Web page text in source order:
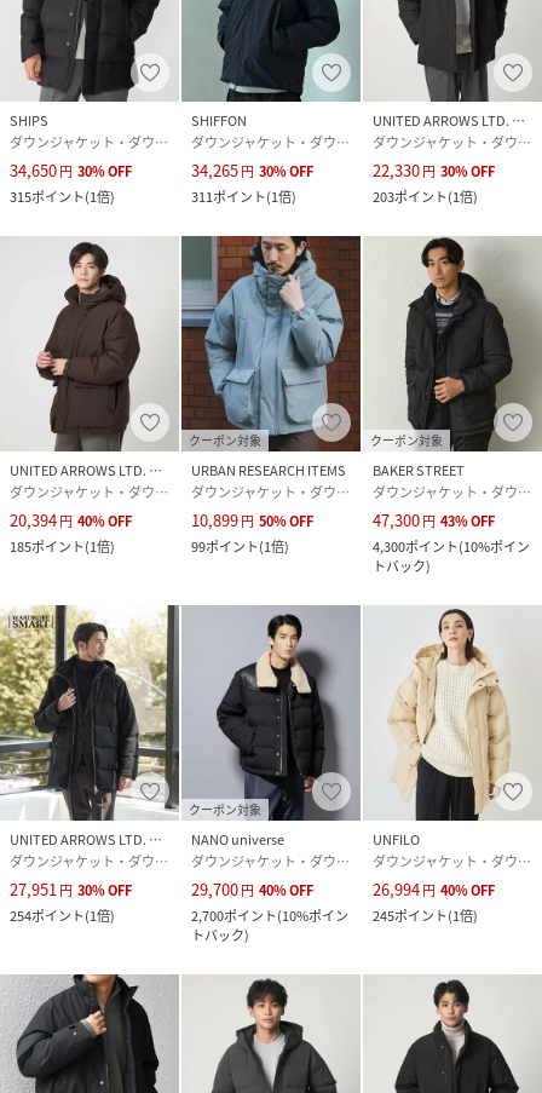
SHIPS
ダウンジャケット・ダウンベスト
34,650円 30%OFF
315ポイント(1倍)
SHIFFON
ダウンジャケット・ダウンベスト
34,265円 30%OFF
311ポイント(1倍)
UNITED ARROWS LTD. OUTLET
ダウンジャケット・ダウンベスト
22,330円 30%OFF
203ポイント(1倍)
UNITED ARROWS LTD. OUTLET
ダウンジャケット・ダウンベスト
20,394円 40%OFF
185ポイント(1倍)
クーポン対象
URBAN RESEARCH ITEMS
ダウンジャケット・ダウンベスト
10,899円 50%OFF
99ポイント(1倍)
クーポン対象
BAKER STREET
ダウンジャケット・ダウンベスト
47,300円 43%OFF
4,300ポイント(10%ポイン
トバック)
UNITED ARROWS LTD. OUTLET
ダウンジャケット・ダウンベスト
27,951 円 30%OFF
254ポイント(1倍)
クーポン対象
NANO universe
ダウンジャケット・ダウンベスト
29,700円 40%OFF
2,700ポイント(10%ポイン
トバック)
UNFILO
ダウンジャケット・ダウンベスト
26,994円 40%OFF
245ポイント(1倍)